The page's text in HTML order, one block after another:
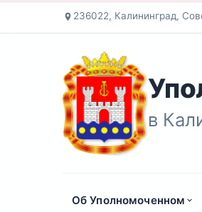
236022, Калининград,
в
Об Уполномоченном